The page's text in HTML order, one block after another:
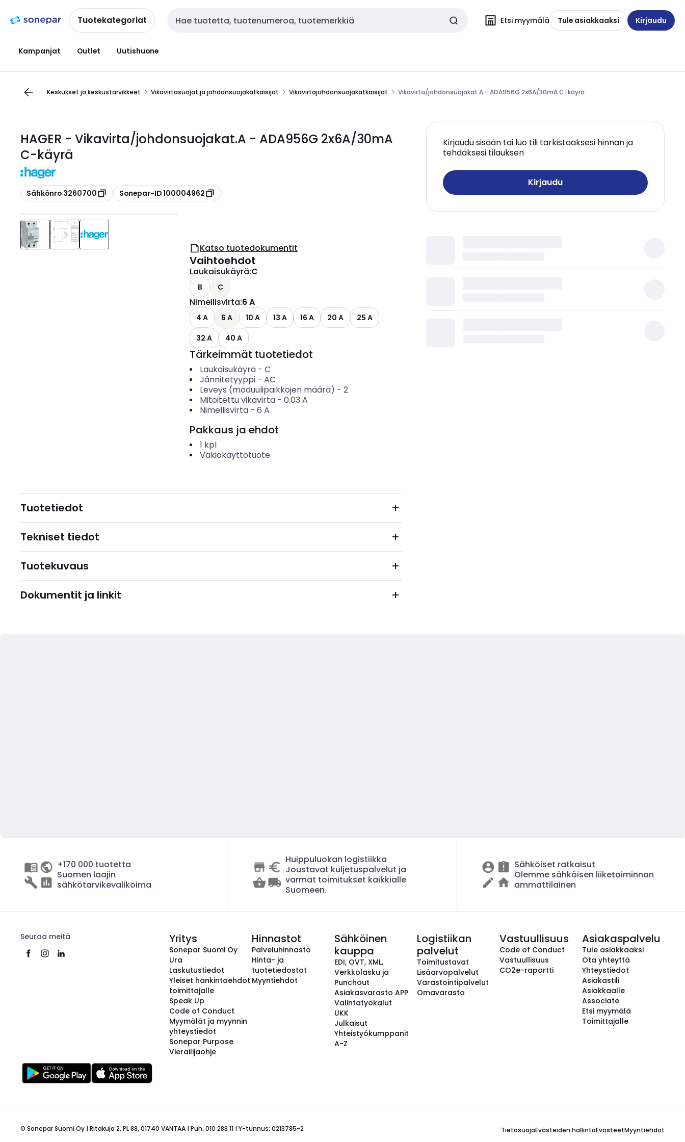
navigointiinsisältöönTuotekategoriat Haku Etsi myymälä Tule asiakkaaksi Kirjaudu
Kampanjat Outlet Uutishuone
Keskukset ja keskustarvikkeet Vikavirtasuojat ja johdonsuojakatkaisijat Vikavirtajohdonsuojakatkaisijat Vikavirta/johdonsuojakat.A - ADA956G 2x6A/30mA C-käyrä
HAGER - Vikavirta/johdonsuojakat.A - ADA956G 2x6A/30mA
C-käyrä
Kopioi
Sähkönro 3260700 Kopioi
Sonepar-ID 100004962
Kirjaudu sisään tai luo tili tarkistaaksesi hinnan ja
tehdäksesi tilauksen
Kirjaudu
Katso tuotedokumentit
Vaihtoehdot
Laukaisukäyrä:C
B C
Nimellisvirta:6 A
4 A 6 A 10 A 13 A 16 A 20 A
25 A
32 A
40 A
Tärkeimmät tuotetiedot
Laukaisukäyrä- C
Jännitetyyppi- AC
Leveys (moduulipaikkojen määrä) - 2
Mitoitettu vikavirta- 0.03 A
Nimellisvirta- 6 A
Pakkaus ja ehdot
1 kpl
Vakiokäyttötuote
Tuotetiedot
Tekniset tiedot
Tuotekuvaus
Dokumentit ja linkit
+170 000 tuotetta
Suomen laajin
sähkötarvikevalikoima
Huippuluokan logistiikka
Joustavat kuljetuspalvelut ja
varmat toimitukset kaikkialle
Suomeen.
Sähköiset ratkaisut
Olemme sähköisen liiketoiminnan
ammattilainen
Seuraa meitä Yritys
Sonepar Suomi Oy
Ura
Laskutustiedot
Yleiset hankintaehdot
toimittajalle
Speak Up
Code of Conduct
Myymälät ja myynnin
yhteystiedot
Sonepar Purpose
Vierailijaohje
Hinnastot
Palveluhinnasto
Hinta- ja
tuotetiedostot
Myyntiehdot
Sähköinen
kauppa
EDI, OVT, XML,
Verkkolasku ja
Punchout
Asiakasvarasto APP
Valintatyökalut
UKK
Julkaisut
Yhteistyökumppanit
A-Z
Logistiikan
palvelut
Toimitustavat
Lisäarvopalvelut
Varastointipalvelut
Omavarasto
Vastuullisuus
Code of Conduct
Vastuullisuus
CO2e-raportti
Asiakaspalvelu
Tule asiakkaaksi
Ota yhteyttä
Yhteystiedot
Asiakastili
Asiakkaalle
Associate
Etsi myymälä
Toimittajalle
© Sonepar Suomi Oy | Ritakuja 2, PL 88, 01740 VANTAA | Puh. 010 283 11 | Y-tunnus: 0213785-2 TietosuojaEvästeiden hallintaEvästeetMyyntiehdot